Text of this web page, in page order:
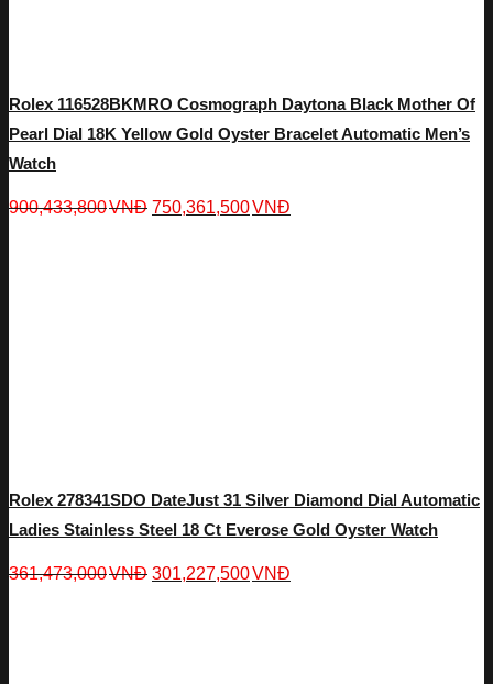
Rolex 116528BKMRO Cosmograph Daytona Black Mother Of
Pearl Dial 18K Yellow Gold Oyster Bracelet Automatic Men’s
Watch
900,433,800VNĐ 750,361,500VNĐ
Rolex 278341SDO DateJust 31 Silver Diamond Dial Automatic
Ladies Stainless Steel 18 Ct Everose Gold Oyster Watch
361,473,000VNĐ 301,227,500VNĐ